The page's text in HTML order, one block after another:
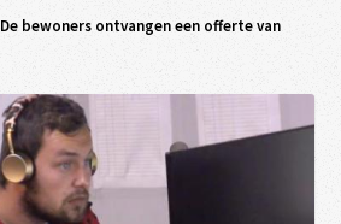
De bewoners ontvangen een offerte van